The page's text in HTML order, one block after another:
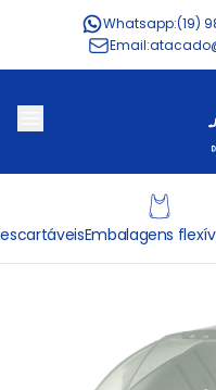
Whatsapp:(19)
Email:
Embalagens